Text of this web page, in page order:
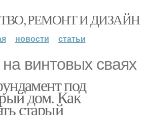
РЕМОНТ И ДИЗАЙН
новости статьи
винтовых сваях
под
дом. Как
старый